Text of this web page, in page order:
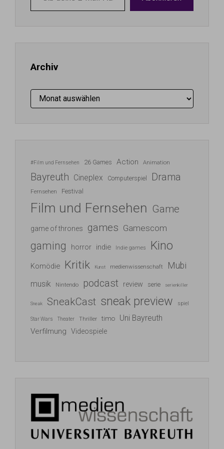
E-
Archiv
Archiv
#Film und Fernsehen 26 Games Action Animation
Bayreuth Cineplex Computerspiel Drama
Fernsehen Festival
Film und Fernsehen Game
game of thrones games Gamescom
gaming horror indie Indie games Kino
Komödie Kritik Kunst medienwissenschaft Mubi
musik Nintendo podcast review serie serienkiller
Sneak SneakCast sneak preview spiel
Star Wars Theater Thriller timo Uni Bayreuth
Verfilmung Videospiele